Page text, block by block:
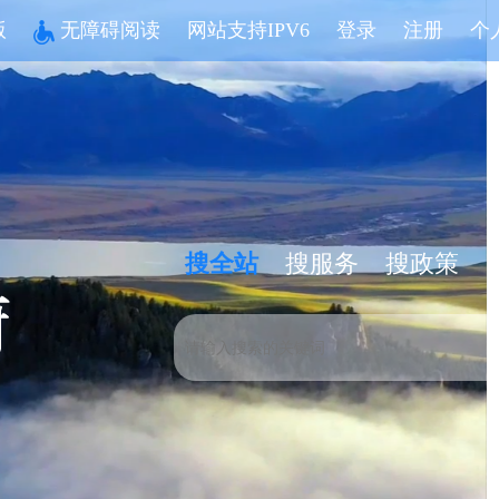
无障碍阅读 网站支持IPV6 登录 注册 个
搜全站 搜服务 搜政策